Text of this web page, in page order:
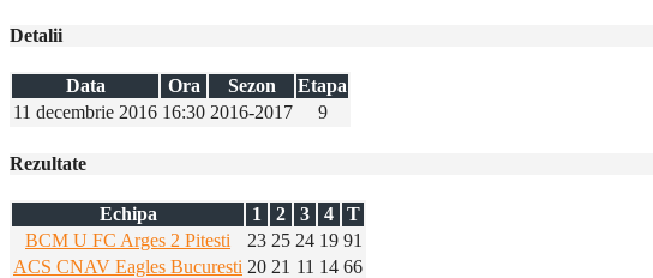
Detalii
Data Ora Sezon
Etapa
11 decembrie 2016 16:30 2016-2017 9
Rezultate
Echipa 1 2 3 4
T
BCM U FC Arges 2 Pitesti
23 25 24 19 91
ACS CNAV Eagles Bucuresti 20 21 11 14 66